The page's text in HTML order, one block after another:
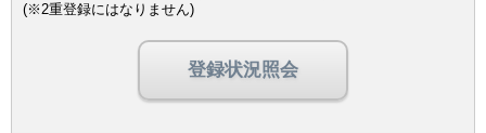
(※2重登録にはなりません)
登録状況照会